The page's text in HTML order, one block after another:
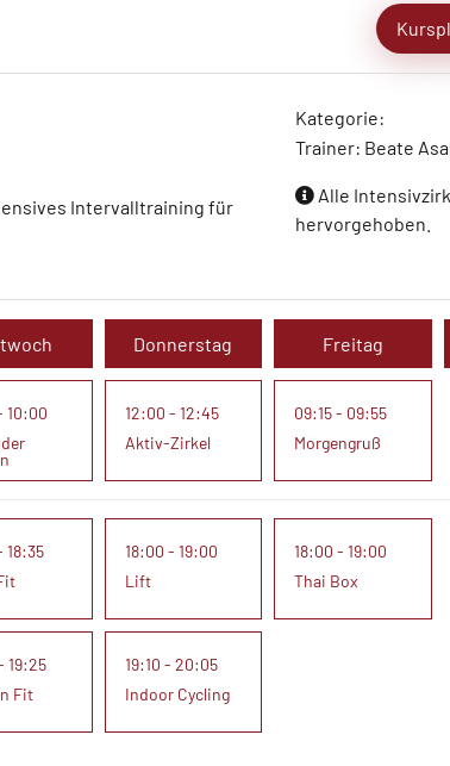
Intervalltraining für
Kategorie:
Trainer: Beate
Alle
hervorgehoben.
10:00
Donnerstag
12:00 - 12:45
Aktiv-Zirkel
Freitag
09:15 - 09:55
Morgengruß
18:35
19:25
Fit
18:00 - 19:00
Lift
19:10 - 20:05
Indoor Cycling
18:00 - 19:00
Thai Box